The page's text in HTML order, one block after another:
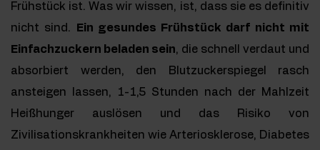
Frühstück ist. Was wir wissen, ist, dass sie es definitiv
nicht sind.
Ein gesundes Frühstück darf nicht mit
Einfachzuckern beladen sein, die schnell verdaut und
absorbiert werden, den Blutzuckerspiegel rasch
ansteigen lassen, 1-1,5 Stunden nach der Mahlzeit
Heißhunger auslösen und das Risiko von
Zivilisationskrankheiten wie Arteriosklerose, Diabetes